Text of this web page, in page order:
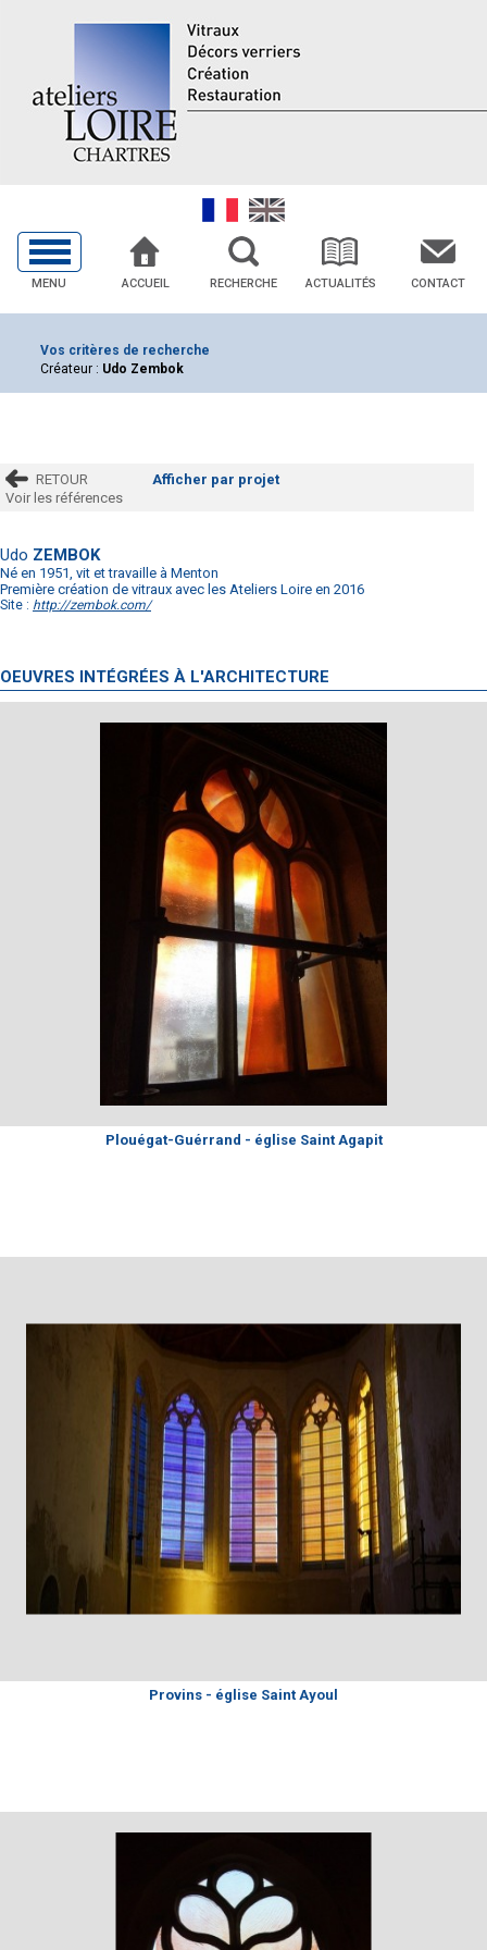
MENU ACCUEIL RECHERCHE ACTUALITÉS CONTACT
Vos critères de recherche
Créateur : Udo Zembok
RETOUR
Afficher par projet
Voir les références
Udo ZEMBOK
Né en 1951, vit et travaille à Menton
Première création de vitraux avec les Ateliers Loire en 2016
Site : http://zembok.com/
OEUVRES INTÉGRÉES À L'ARCHITECTURE
Plouégat-Guérrand - église Saint Agapit
Provins - église Saint Ayoul